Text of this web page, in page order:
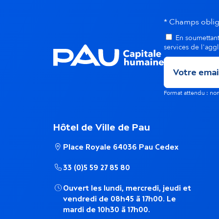
m
t
s
d
* Champs
En
services de
Format attendu :
Hôtel de Ville de Pau
Place Royale 64036 Pau Cedex
33 (0)5 59 27 85 80
Ouvert les lundi, mercredi, jeudi et
vendredi de 08h45 à 17h00. Le
mardi de 10h30 à 17h00.